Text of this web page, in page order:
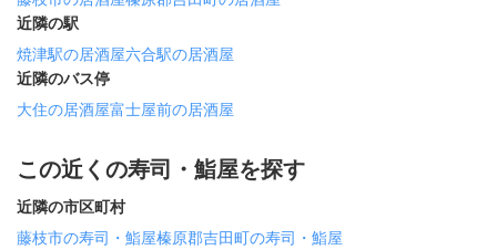
近隣の駅
焼津駅の居酒屋六合駅の居酒屋
近隣のバス停
大住の居酒屋富士屋前の居酒屋
この近くの寿司・鮨屋を探す
近隣の市区町村
藤枝市の寿司・鮨屋榛原郡吉田町の寿司・鮨屋